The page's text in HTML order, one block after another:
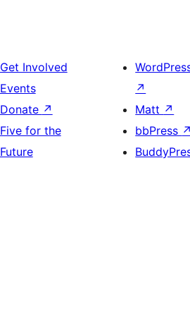
Get Involved
Events
Donate ↗
Five for the
Future
↗
Matt ↗
bbPress ↗